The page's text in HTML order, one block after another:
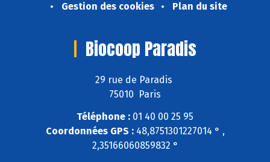
Gestion des cookies
Plan du site
Biocoop Paradis
29 rue de Paradis
75010 Paris
Téléphone : 01 40 00 25 95
Coordonnées GPS :48,8751301227014 ° ,
2,35166060859832 °